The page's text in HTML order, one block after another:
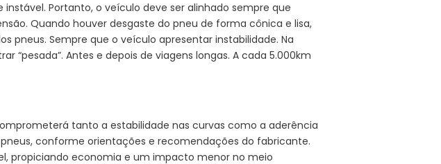
Portanto, o veículo deve ser alinhado sempre que
Quando houver desgaste do pneu de forma cônica e lisa,
pneus. Sempre que o veículo apresentar instabilidade. Na
“pesada”. Antes e depois de viagens longas. A cada 5.000km
tanto a estabilidade nas curvas como a aderência
conforme orientações e recomendações do fabricante.
propiciando economia e um impacto menor no meio